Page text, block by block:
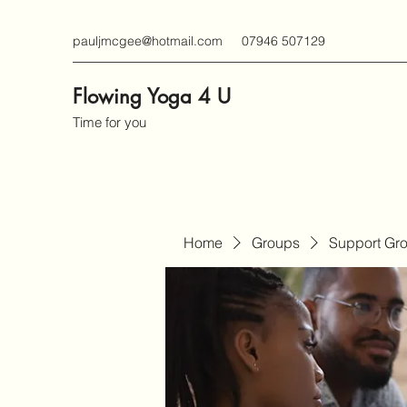
pauljmcgee@hotmail.com 07946 507129
Flowing Yoga 4 U
Time for you
Home Groups Support